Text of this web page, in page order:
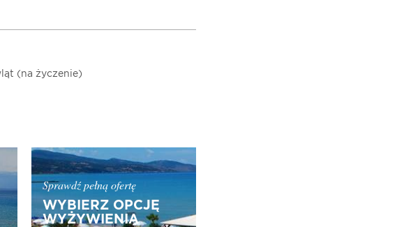
(na życzenie)
Sprawdź pełną ofertę
WYBIERZ OPCJĘ
WYŻYWIENIA